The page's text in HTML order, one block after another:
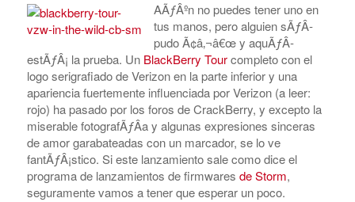
AÃƒÂºn no puedes tener uno en
tus manos, pero alguien sÃƒÂ­
pudo Ã¢â‚¬â€œ y aquÃƒÂ­
estÃƒÂ¡ la prueba. Un BlackBerry Tourcompleto con el
logo serigrafiado de Verizon en la parte inferior y una
apariencia fuertemente influenciada por Verizon (a leer:
rojo) ha pasado por los foros de CrackBerry, y excepto la
miserable fotografÃƒÂ­a y algunas expresiones sinceras
de amor garabateadas con un marcador, se lo ve
fantÃƒÂ¡stico. Si este lanzamiento sale como dice el
programa de lanzamientos de firmwares de Storm,
seguramente vamos a tener que esperar un poco.